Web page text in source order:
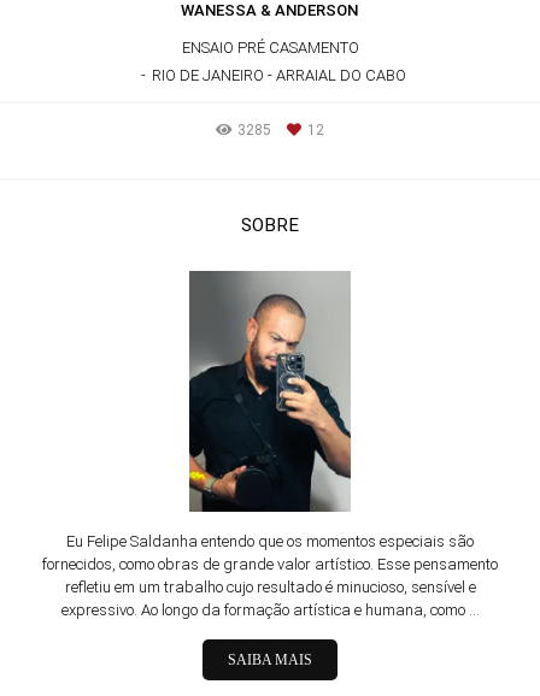
WANESSA & ANDERSON
ENSAIO PRÉ CASAMENTO
RIO DE JANEIRO - ARRAIAL DO CABO
3285 12
SOBRE
Eu Felipe Saldanha entendo que os momentos especiais são
fornecidos, como obras de grande valor artístico. Esse pensamento
refletiu em um trabalho cujo resultado é minucioso, sensível e
expressivo. Ao longo da formação artística e humana, como ...
SAIBA MAIS